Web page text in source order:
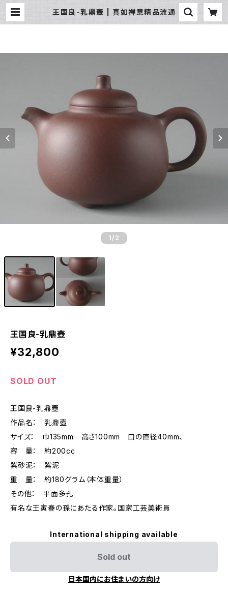
王国良-乳鼎壺 | 真如禅意精品流通
1 /2
王国良-乳鼎壺
¥32,800
SOLD OUT
王国良-乳鼎壺
作品名： 乳鼎壺
サイズ： 巾135mm 高さ100mm 口の直径40mm、
容 量： 約200cc
紫砂泥： 紫泥
重 量： 約180グラム（本体重量）
その他： 平面多孔
有名な王寅春の孫にあたる作家。国家工芸美術員
International shipping available
Sold out
日本国内にお住まいの方向け